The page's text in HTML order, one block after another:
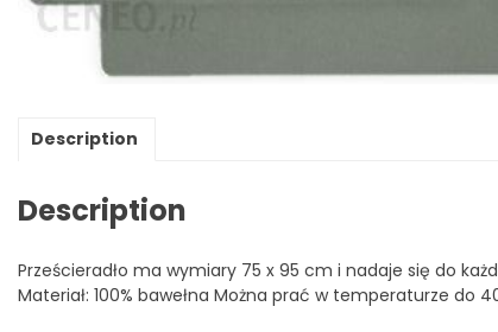
Description
Description
Prześcieradło ma wymiary 75 x 95 cm i nadaje się do
Materiał: 100% bawełna Można prać w temperaturze do